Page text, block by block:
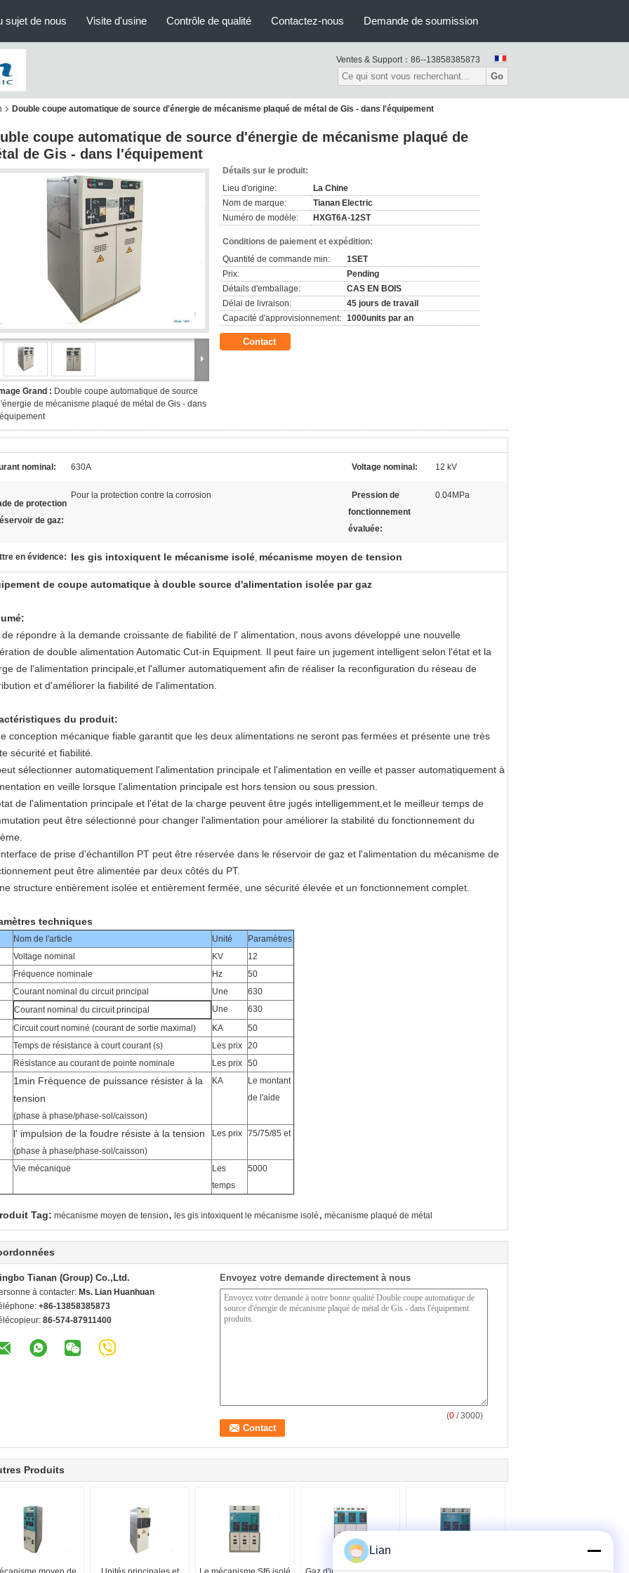
sujet de nous Visite d'usine Contrôle de qualité Contactez-nous Demande de soumission
Ventes & Support： 86--13858385873
Go
Double coupe automatique de source d'énergie de mécanisme plaqué de métal de Gis - dans l'équipement
coupe automatique de source d'énergie de mécanisme plaqué de
de Gis - dans l'équipement
Grand : Double coupe automatique de source
de mécanisme plaqué de métal de Gis - dans
Détails sur le produit:
Lieu d'origine:
La Chine
Nom de marque:
Tianan Electric
Numéro de modèle:
HXGT6A-12ST
Conditions de paiement et expédition:
Quantité de commande min:
1SET
Prix:
Pending
Détails d'emballage:
CAS EN BOIS
Délai de livraison:
45 jours de travail
Capacité d'approvisionnement: 1000units par an
Contact
nominal: 630A Voltage nominal: 12 kV
de protection
de gaz:
Pour la protection contre la corrosion
Pression de
fonctionnement
évaluée:
0.04MPa
en évidence: les gis intoxiquent le mécanisme isolé, mécanisme moyen de tension
de coupe automatique à double source d'alimentation isolée par gaz
de répondre à la demande croissante de fiabilité de l' alimentation, nous avons développé une nouvelle
de double alimentation Automatic Cut-in Equipment. Il peut faire un jugement intelligent selon l'état et la
de l'alimentation principale,et l'allumer automatiquement afin de réaliser la reconfiguration du réseau de
et d'améliorer la fiabilité de l'alimentation.
du produit:
conception mécanique fiable garantit que les deux alimentations ne seront pas fermées et présente une très
sécurité et fiabilité.
sélectionner automatiquement l'alimentation principale et l'alimentation en veille et passer automatiquement à
en veille lorsque l'alimentation principale est hors tension ou sous pression.
de l'alimentation principale et l'état de la charge peuvent être jugés intelligemment,et le meilleur temps de
peut être sélectionné pour changer l'alimentation pour améliorer la stabilité du fonctionnement du
de prise d'échantillon PT peut être réservée dans le réservoir de gaz et l'alimentation du mécanisme de
peut être alimentée par deux côtés du PT.
structure entièrement isolée et entièrement fermée, une sécurité élevée et un fonctionnement complet.
techniques
Nom de l'article Unité
Paramètres
Voltage nominal KV
12
Fréquence nominale Hz
50
Courant nominal du circuit principal Une
630
Courant nominal du circuit principal Une
630
Circuit court nominé (courant de sortie maximal) KA
50
Temps de résistance à court courant (s) Les prix 20
Résistance au courant de pointe nominale Les prix 50
1min Fréquence de puissance résister à la
tension
(phase à phase/phase-sol/caisson)
KA
Le montant
de l'aide
l' impulsion de la foudre résiste à la tension
(phase à phase/phase-sol/caisson)
Les prix 75/75/85 et
Vie mécanique
Les
temps
5000
Tag: mécanisme moyen de tension, les gis intoxiquent le mécanisme isolé, mécanisme plaqué de métal
Tianan (Group) Co.,Ltd.
à contacter: Ms. Lian Huanhuan
+86-13858385873
86-574-87911400
Envoyez votre demande directement à nous
(0 / 3000)
Produits
Lian